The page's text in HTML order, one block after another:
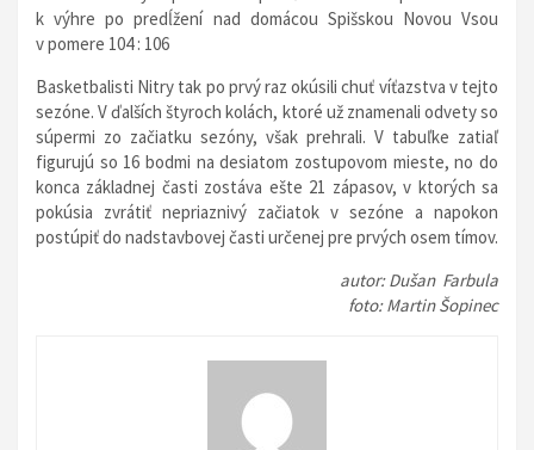
k výhre po predĺžení nad domácou Spišskou Novou Vsou
v pomere 104 : 106
Basketbalisti Nitry tak po prvý raz okúsili chuť víťazstva v tejto
sezóne. V ďalších štyroch kolách, ktoré už znamenali odvety so
súpermi zo začiatku sezóny, však prehrali. V tabuľke zatiaľ
figurujú so 16 bodmi na desiatom zostupovom mieste, no do
konca základnej časti zostáva ešte 21 zápasov, v ktorých sa
pokúsia zvrátiť nepriaznivý začiatok v sezóne a napokon
postúpiť do nadstavbovej časti určenej pre prvých osem tímov.
autor: Dušan Farbula
foto: Martin Šopinec